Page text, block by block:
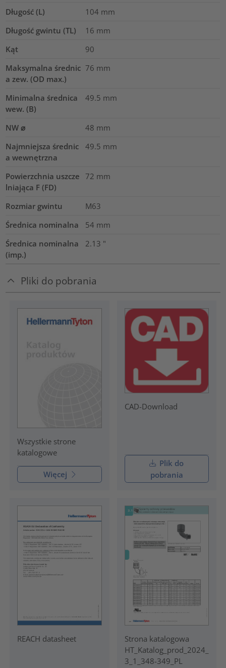
Długość (L) 104 mm
Długość gwintu (TL)
16 mm
Kąt
90
Maksymalna średnic
a zew. (OD max.)
76 mm
Minimalna średnica
wew. (B)
49.5 mm
NW ⌀ 48 mm
Najmniejsza średnic
a wewnętrzna
49.5 mm
Powierzchnia uszcze
lniająca F (FD)
72 mm
Rozmiar gwintu
M63
Średnica nominalna
54 mm
Średnica nominalna
(imp.)
2.13 "
Pliki do pobrania
Wszystkie strone
katalogowe
Więcej
CAD-Download
Plik do
pobrania
REACH datasheet
Strona katalogowa
HT_Katalog_prod_2024_
3_1_348-349_PL